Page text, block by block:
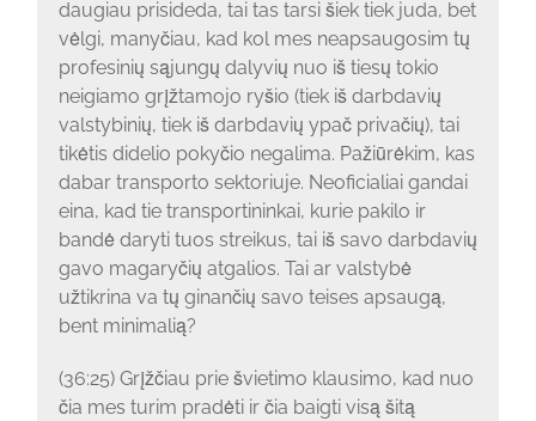
daugiau prisideda, tai tas tarsi šiek tiek juda, bet
vėlgi, manyčiau, kad kol mes neapsaugosim tų
profesinių sąjungų dalyvių nuo iš tiesų tokio
neigiamo grįžtamojo ryšio (tiek iš darbdavių
valstybinių, tiek iš darbdavių ypač privačių), tai
tikėtis didelio pokyčio negalima. Pažiūrėkim, kas
dabar transporto sektoriuje. Neoficialiai gandai
eina, kad tie transportininkai, kurie pakilo ir
bandė daryti tuos streikus, tai iš savo darbdavių
gavo magaryčių atgalios. Tai ar valstybė
užtikrina va tų ginančių savo teises apsaugą,
bent minimalią?
(36:25) Grįžčiau prie švietimo klausimo, kad nuo
čia mes turim pradėti ir čia baigti visą šitą